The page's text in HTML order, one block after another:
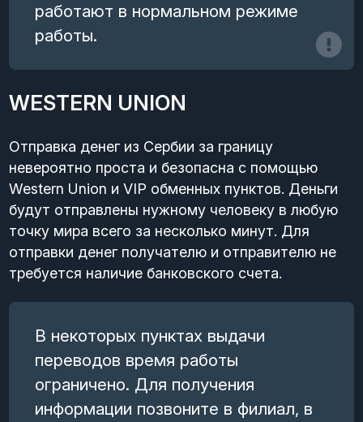
работают в нормальном режиме
работы.
WESTERN UNION
Отправка денег из Сербии за границу
невероятно проста и безопасна с помощью
Western Union и VIP обменных пунктов. Деньги
будут отправлены нужному человеку в любую
точку мира всего за несколько минут. Для
отправки денег получателю и отправителю не
требуется наличие банковского счета.
В некоторых пунктах выдачи
переводов время работы
ограничено. Для получения
информации позвоните в филиал, в